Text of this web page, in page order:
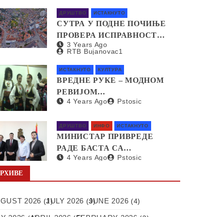
ДРУШТВО ИСТАКНУТО
СУТРА У ПОДНЕ ПОЧИЊЕ
ПРОВЕРА ИСПРАВНОСТИ
СИРЕНА ЗА
3 Years Ago
RTB Bujanovac1
ИСТАКНУТО КУЛТУРА
ВРЕДНЕ РУКЕ – МОДНОМ
РЕВИЈОМ
ПРЕДСТАВЉЕНЕ
СВИХ КРАЈЕВА СРБИЈЕ
4 Years Ago Pstosic
ДРУШТВО ИНФО ИСТАКНУТО
МИНИСТАР ПРИВРЕДЕ
РАДЕ БАСТА СА
ПРЕДСТАВНИЦИМА
SAPI О ОТВАРАЊУ
4 Years Ago Pstosic
2026 (1)
JULY 2026 (9)
JUNE 2026 (4)